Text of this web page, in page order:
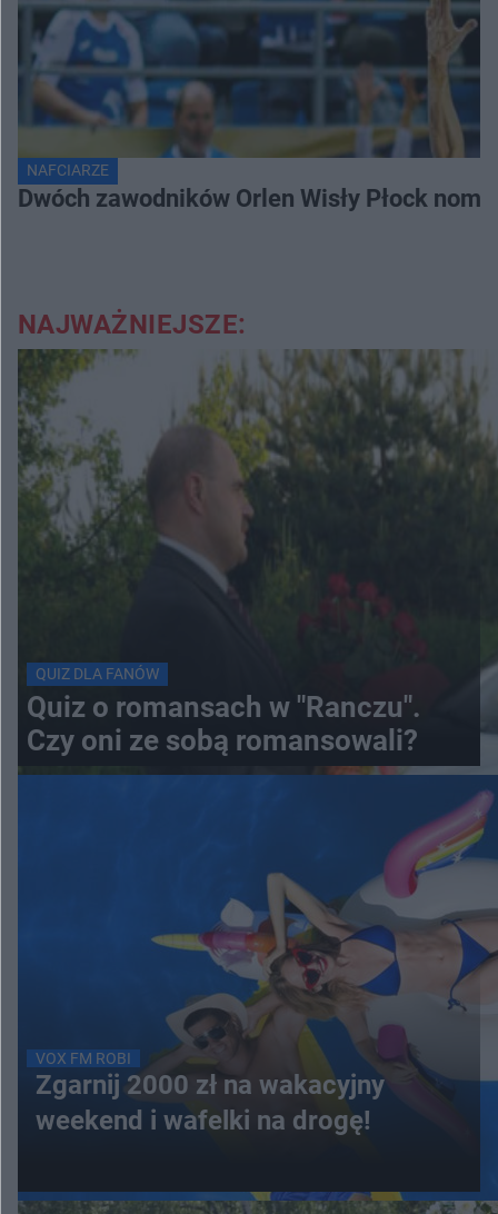
NAFCIARZE
Dwóch zawodników Orlen Wisły Płock
NAJWAŻNIEJSZE:
QUIZ DLA FANÓW
Quiz o romansach w "Ranczu".
Czy oni ze sobą romansowali?
VOX FM ROBI
Zgarnij 2000 zł na wakacyjny
weekend i wafelki na drogę!